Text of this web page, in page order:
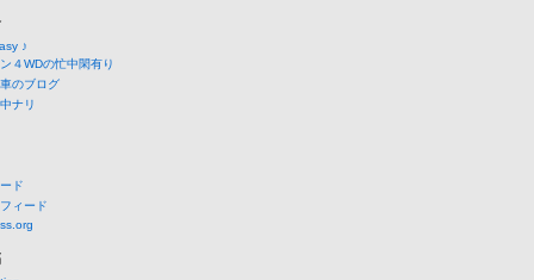
♪
４WDの忙中閑有り
のブログ
ナリ
ド
ィード